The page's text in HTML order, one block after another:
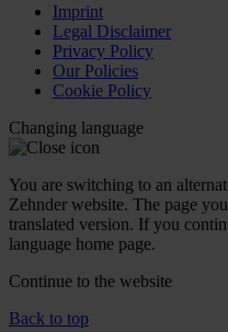
Imprint
Legal Disclaimer
Privacy Policy
Our Policies
Cookie Policy
Changing language
You are switching to an
Zehnder website. The page
translated version. If you
language home page.
Continue to the website
Back to top